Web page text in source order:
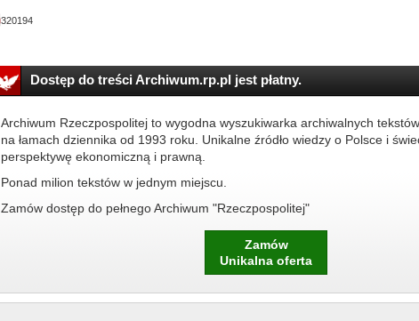
320194
Dostęp do treści Archiwum.rp.pl jest płatny.
Archiwum Rzeczpospolitej to wygodna wyszukiwarka archiwalnych
na łamach dziennika od 1993 roku. Unikalne źródło wiedzy o Polsce i
perspektywę ekonomiczną i prawną.
Ponad milion tekstów w jednym miejscu.
Zamów dostęp do pełnego Archiwum "Rzeczpospolitej"
Zamów
Unikalna oferta